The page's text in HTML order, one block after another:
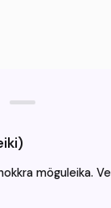
möguleika.